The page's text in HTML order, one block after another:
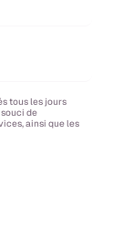
tous les jours
de
ainsi que les